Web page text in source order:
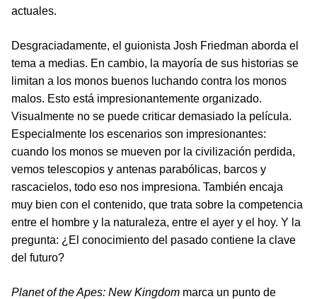
actuales.
Desgraciadamente, el guionista Josh Friedman aborda el
tema a medias. En cambio, la mayoría de sus historias se
limitan a los monos buenos luchando contra los monos
malos. Esto está impresionantemente organizado.
Visualmente no se puede criticar demasiado la película.
Especialmente los escenarios son impresionantes:
cuando los monos se mueven por la civilización perdida,
vemos telescopios y antenas parabólicas, barcos y
rascacielos, todo eso nos impresiona. También encaja
muy bien con el contenido, que trata sobre la competencia
entre el hombre y la naturaleza, entre el ayer y el hoy. Y la
pregunta: ¿El conocimiento del pasado contiene la clave
del futuro?
Planet of the Apes: New Kingdom marca un punto de